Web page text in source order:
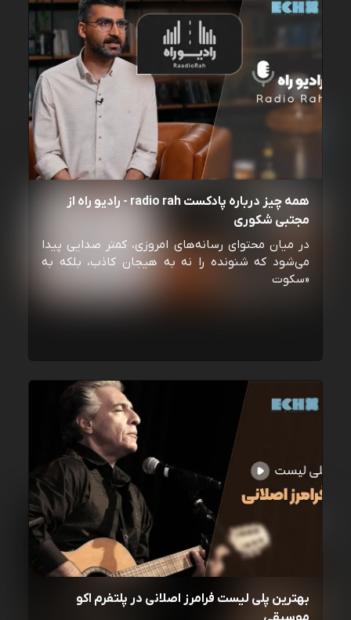
همه چیز درباره پادکست radio rah - رادیو راه از
مجتبی شکوری
در میان محتوای رسانه‌های امروزی، کمتر صدایی پیدا
می‌شود که شنونده را نه به هیجان کاذب، بلکه به
«سکوت
بهترین پلی لیست فرامرز اصلانی در پلتفرم اکو